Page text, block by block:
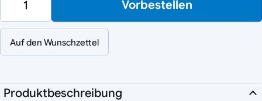
Vorbestellen
Auf den Wunschzettel
Produktbeschreibung